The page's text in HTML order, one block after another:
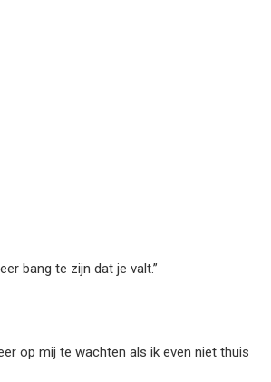
bang te zijn dat je valt.”
op mij te wachten als ik even niet thuis